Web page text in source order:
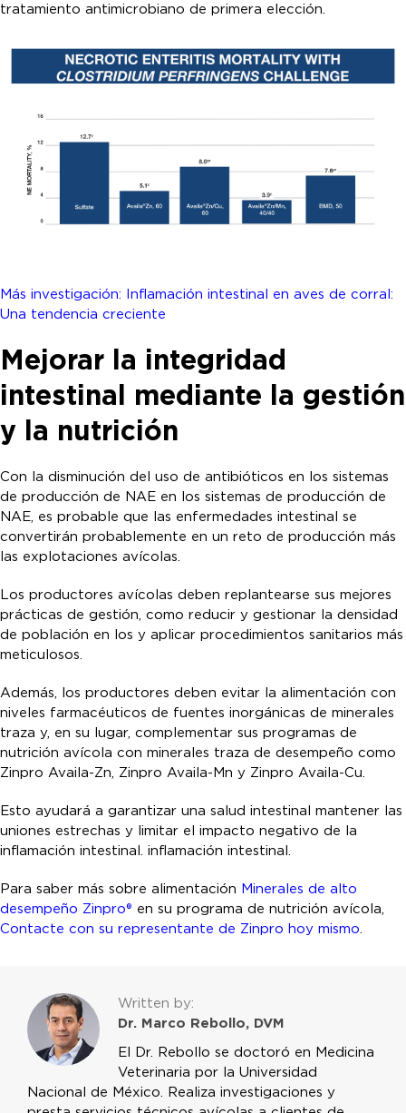
tratamiento antimicrobiano de primera elección.
Más investigación: Inflamación intestinal en aves de corral:
Una tendencia creciente
Mejorar la integridad
intestinal mediante la gestión
y la nutrición
Con la disminución del uso de antibióticos en los sistemas
de producción de NAE en los sistemas de producción de
NAE, es probable que las enfermedades intestinal se
convertirán probablemente en un reto de producción más
las explotaciones avícolas.
Los productores avícolas deben replantearse sus mejores
prácticas de gestión, como reducir y gestionar la densidad
de población en los y aplicar procedimientos sanitarios más
meticulosos.
Además, los productores deben evitar la alimentación con
niveles farmacéuticos de fuentes inorgánicas de minerales
traza y, en su lugar, complementar sus programas de
nutrición avícola con minerales traza de desempeño como
Zinpro Availa-Zn, Zinpro Availa-Mn y Zinpro Availa-Cu.
Esto ayudará a garantizar una salud intestinal mantener las
uniones estrechas y limitar el impacto negativo de la
inflamación intestinal. inflamación intestinal.
Para saber más sobre alimentación Minerales de alto
desempeño Zinpro® en su programa de nutrición avícola,
Contacte con su representante de Zinpro hoy mismo.
Written by:
Dr. Marco Rebollo, DVM
El Dr. Rebollo se doctoró en Medicina
Veterinaria por la Universidad
Nacional de México. Realiza investigaciones y